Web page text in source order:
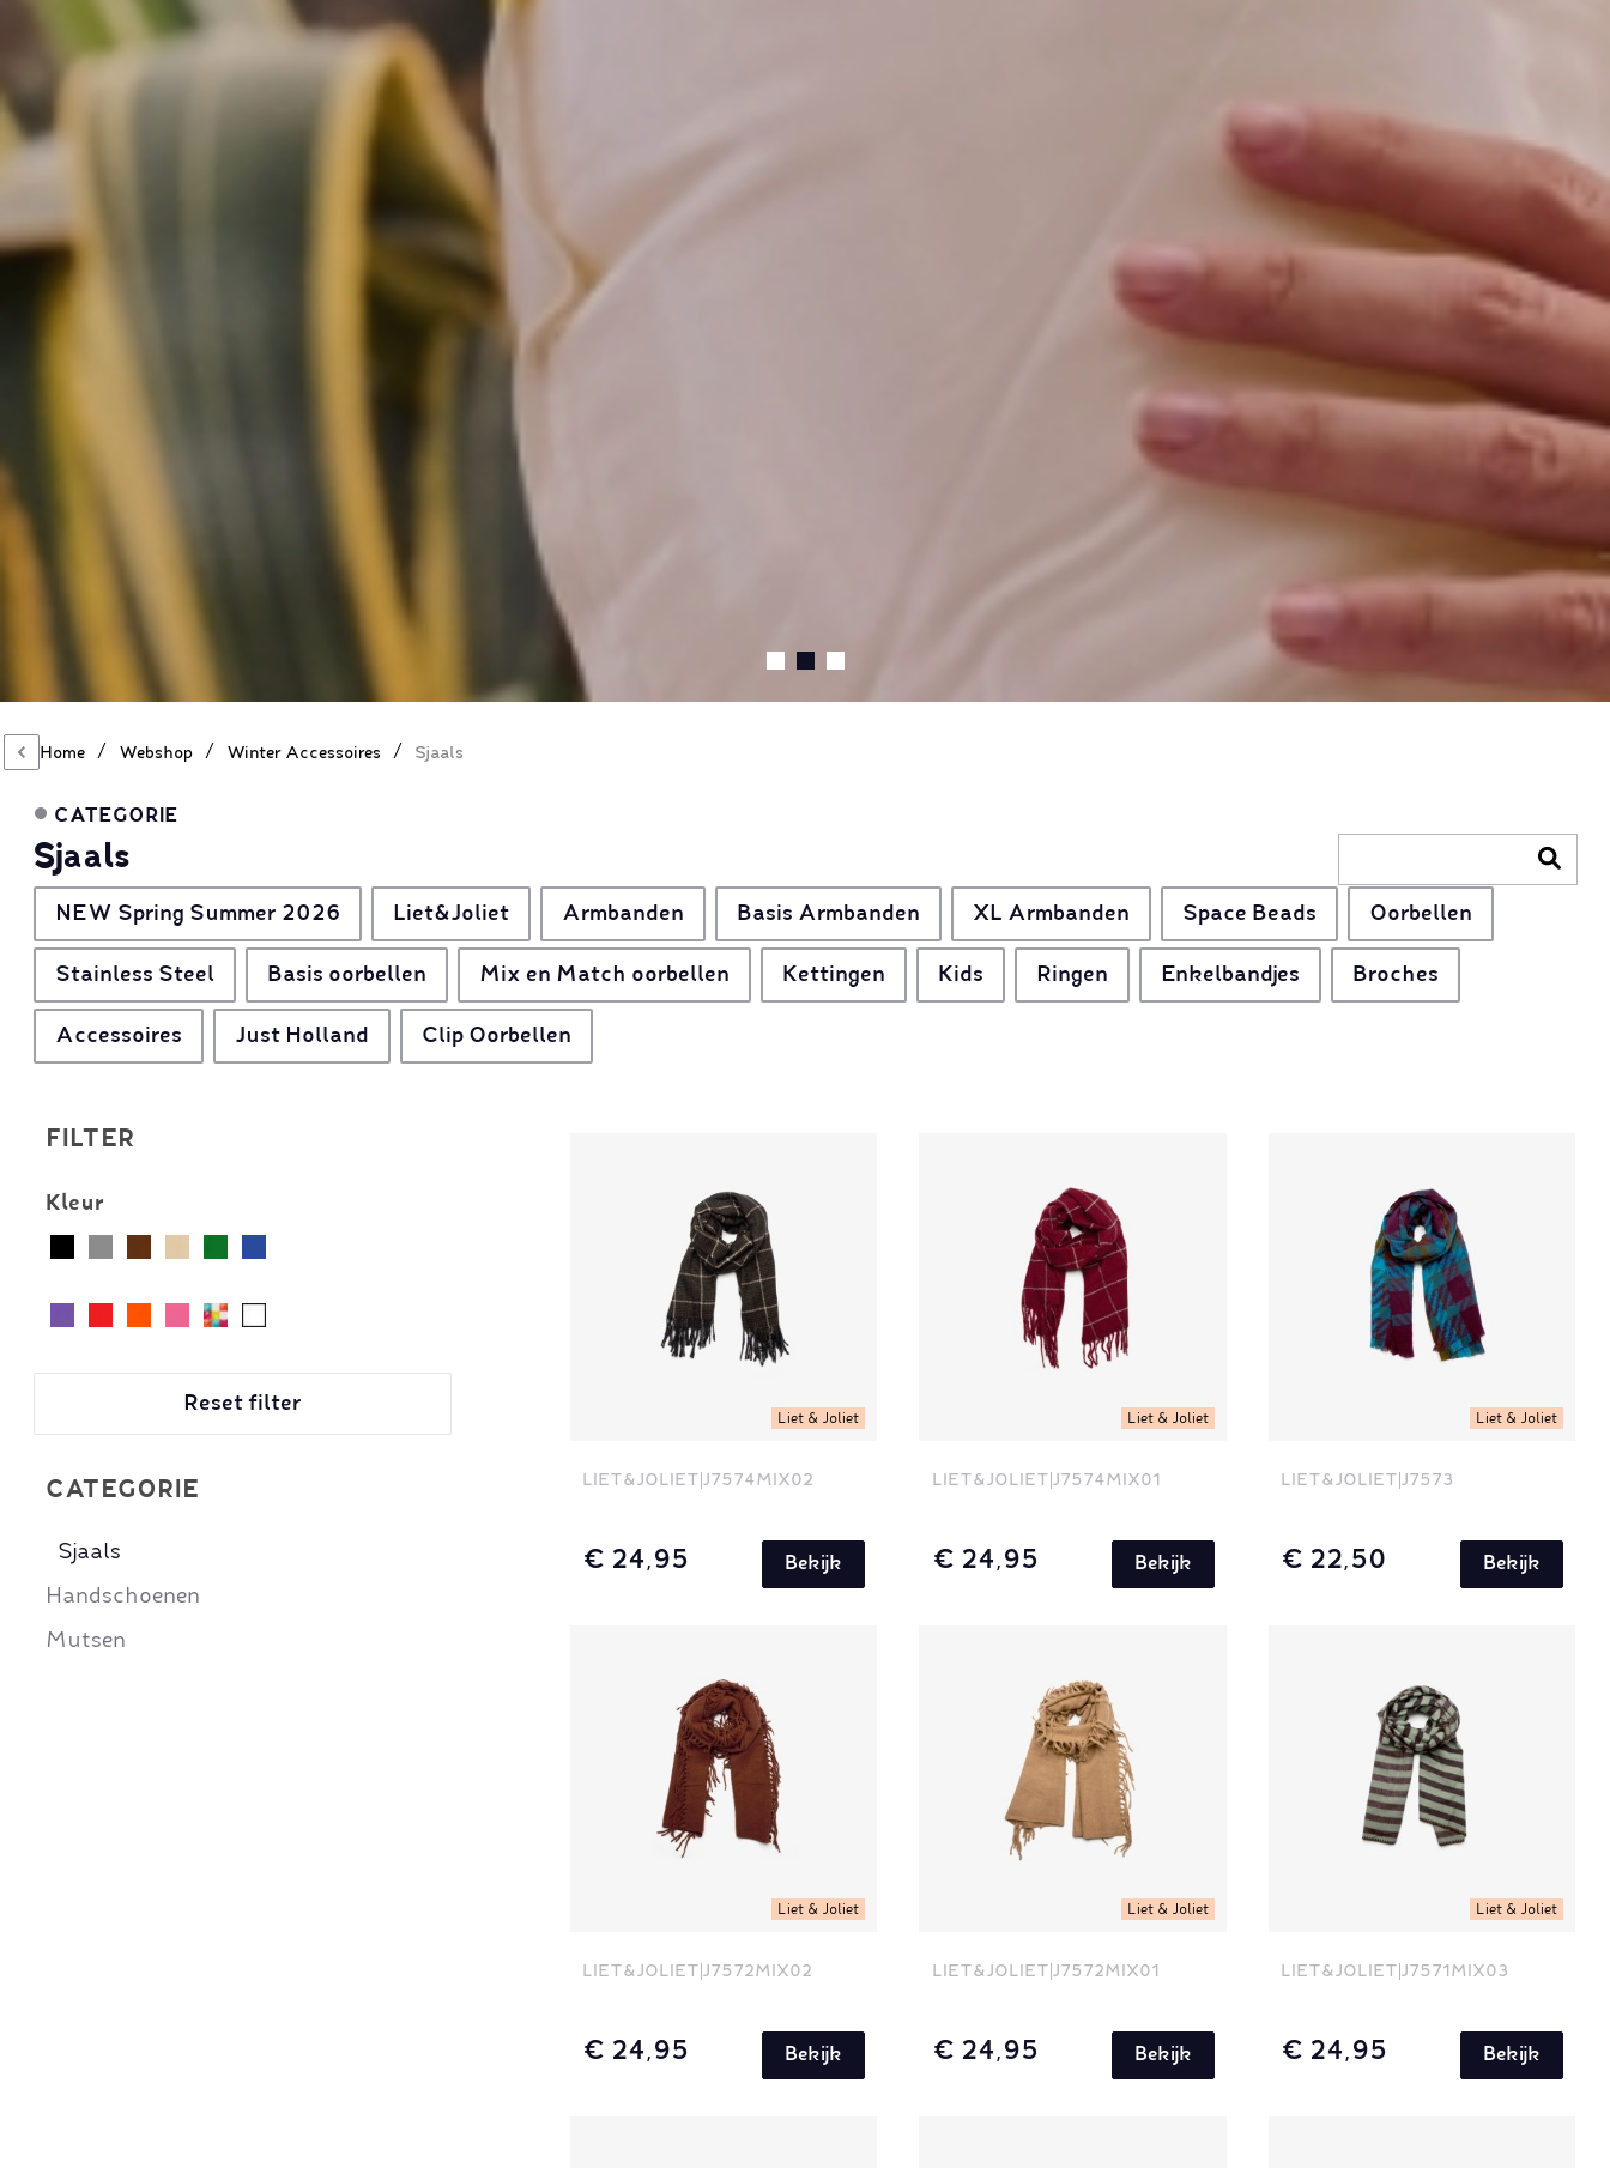
Home / Webshop / Winter Accessoires / Sjaals
CATEGORIE
Sjaals
NEW Spring Summer 2026 Liet&Joliet Armbanden Basis Armbanden XL Armbanden Space Beads Oorbellen
Stainless Steel Basis oorbellen Mix en Match oorbellen Kettingen Kids Ringen Enkelbandjes Broches
Accessoires Just Holland Clip Oorbellen
FILTER
Kleur
Reset filter
CATEGORIE
Sjaals
Handschoenen
Mutsen
Liet & Joliet
LIET&JOLIET J7574MIX02
€ 24,95 Bekijk
Liet & Joliet
LIET&JOLIET J7574MIX01
€ 24,95 Bekijk
Liet & Joliet
LIET&JOLIET J7573
€ 22,50 Bekijk
Liet & Joliet
LIET&JOLIET J7572MIX02
€ 24,95 Bekijk
Liet & Joliet
LIET&JOLIET J7572MIX01
€ 24,95 Bekijk
Liet & Joliet
LIET&JOLIET J7571MIX03
€ 24,95 Bekijk